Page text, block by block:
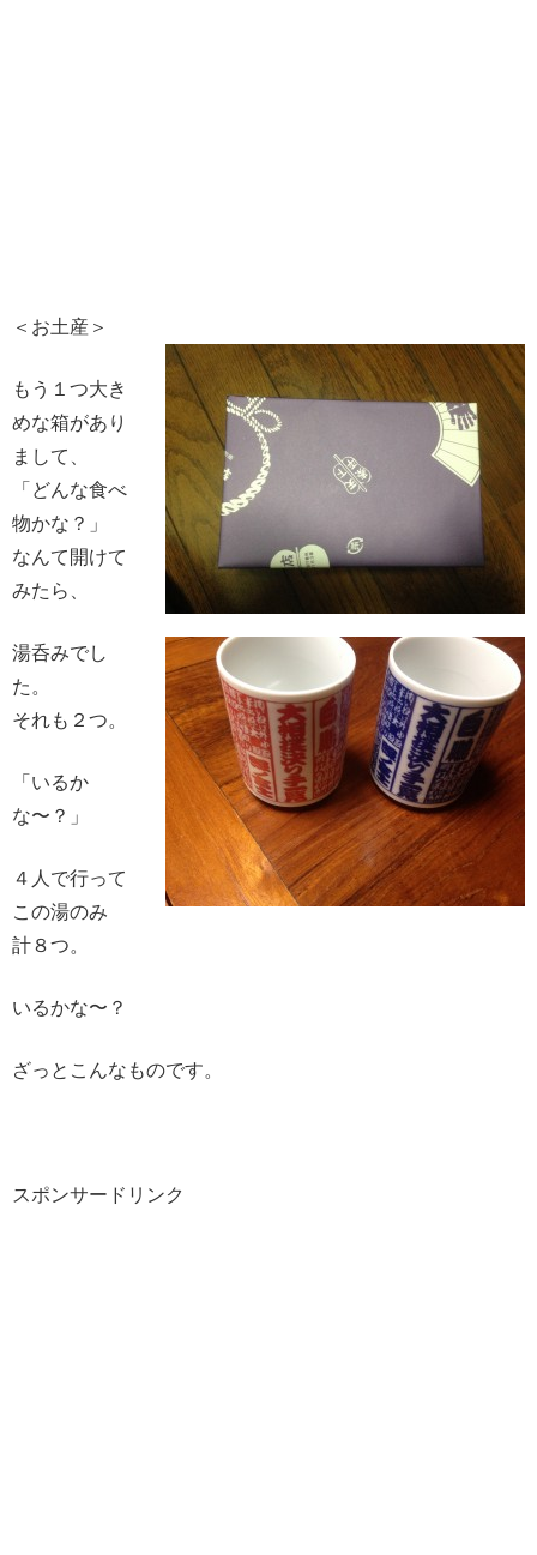
＜お土産＞
もう１つ大き
めな箱があり
まして、
「どんな食べ
物かな？」
なんて開けて
みたら、
湯呑みでし
た。
それも２つ。
「いるか
な〜？」
４人で行って
この湯のみ
計８つ。
いるかな〜？
ざっとこんなものです。
スポンサードリンク